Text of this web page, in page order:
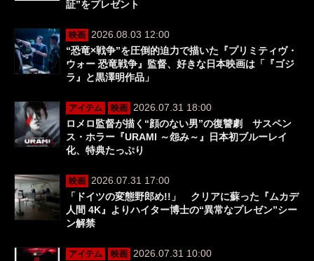
証”をプレゼント
映画 2026.08.03 12:00
“恐竜×戦争”を圧倒的迫力で描いた『プリミティヴ・
ウォー 恐竜戦争』監督、好きな日本映画は「『ゴジ
ラ』と黒澤明作品」
アイテム 映画 2026.07.31 18:00
ロメロ監督が描く“顔のない男”の復讐劇 サスペン
ス・ホラー『URAMI ～怨み～』日本初ブルーレイ
化、特典たっぷり
映画 2026.07.31 17:00
「ドイツの変態野郎め!!」 クリアに蘇った『ムカデ
人間 4K』よりハイター博士の“異常なプレゼン”シー
ン解禁
アイテム 映画 2026.07.31 10:00